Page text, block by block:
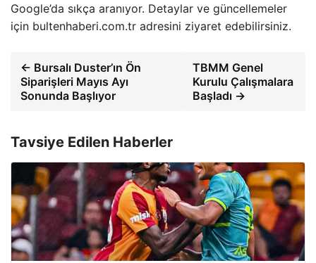
Google’da sıkça aranıyor. Detaylar ve güncellemeler
için bultenhaberi.com.tr adresini ziyaret edebilirsiniz.
← Bursalı Duster’ın Ön
Siparişleri Mayıs Ayı
Sonunda Başlıyor
TBMM Genel
Kurulu Çalışmalara
Başladı →
Tavsiye Edilen Haberler